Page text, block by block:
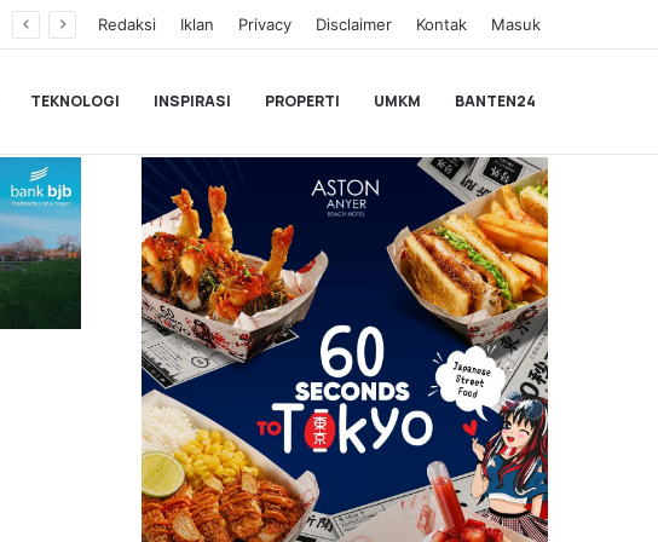
Redaksi Iklan Privacy Disclaimer Kontak Masuk
TEKNOLOGI INSPIRASI PROPERTI UMKM BANTEN24